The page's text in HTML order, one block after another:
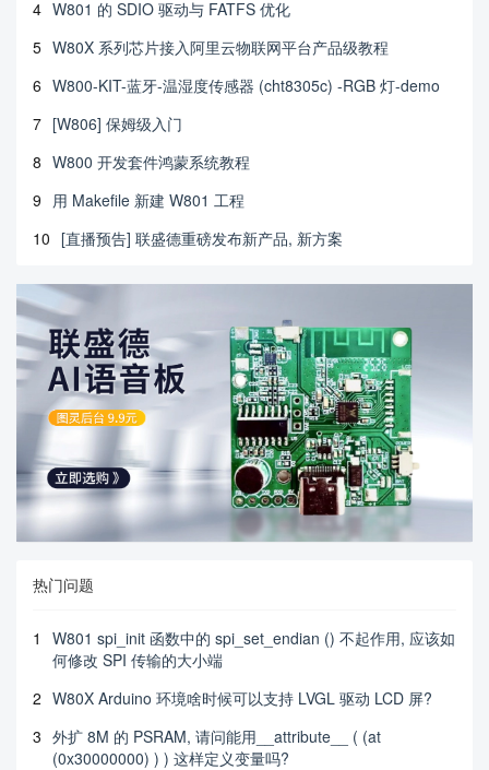
4 W801 的 SDIO 驱动与 FATFS 优化
5 W80X 系列芯片接入阿里云物联网平台产品级教程
6 W800-KIT-蓝牙-温湿度传感器 (cht8305c) -RGB 灯-demo
7 [W806] 保姆级入门
8 W800 开发套件鸿蒙系统教程
9 用 Makefile 新建 W801 工程
10 [直播预告] 联盛德重磅发布新产品, 新方案
热门问题
1
W801 spi_init 函数中的 spi_set_endian () 不起作用, 应该如
何修改 SPI 传输的大小端
2 W80X Arduino 环境啥时候可以支持 LVGL 驱动 LCD 屏?
3 外扩 8M 的 PSRAM, 请问能用__attribute__ ( (at
(0x30000000) ) ) 这样定义变量吗?